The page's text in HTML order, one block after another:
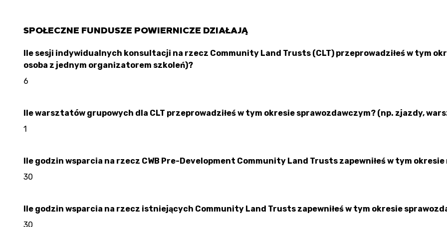
SPOŁECZNE FUNDUSZE POWIERNICZE DZIAŁAJĄ
Ile sesji indywidualnych konsultacji na rzecz Community Land Trusts (CLT) przeprowadziłeś w tym
osoba z jednym organizatorem szkoleń)?
6
Ile warsztatów grupowych dla CLT przeprowadziłeś w tym okresie sprawozdawczym? (np. zjazdy,
1
Ile godzin wsparcia na rzecz CWB Pre-Development Community Land Trusts zapewniłeś w tym
30
Ile godzin wsparcia na rzecz istniejących Community Land Trusts zapewniłeś w tym okresie
30